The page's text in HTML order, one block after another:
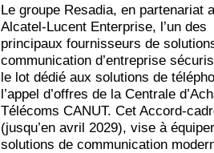
Le groupe Resadia, en partenariat
Alcatel-Lucent Enterprise, l’un des
principaux fournisseurs de
communication d’entreprise
le lot dédié aux solutions de
l’appel d’offres de la Centrale
Télécoms CANUT. Cet Accord-
(jusqu’en avril 2029), vise à
solutions de communication